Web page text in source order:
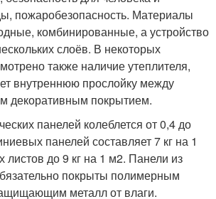
пожаробезопасность. Материалы
комбинированные, а устройство
слоёв. В некоторых
также наличие утеплителя,
внутреннюю прослойку между
декоративным покрытием.
панелей колеблется от 0,4 до
панелей составляет 7 кг на 1
листов до 9 кг на 1 м2. Панели из
покрыты полимерным
металл от влаги.